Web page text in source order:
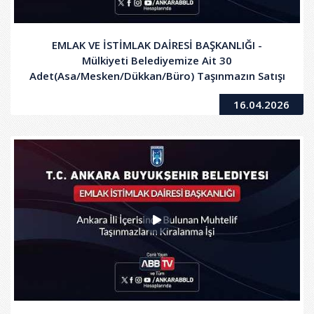
EMLAK VE İSTİMLAK DAİRESİ BAŞKANLIĞI -
Mülkiyeti Belediyemize Ait 30
Adet(Asa/Mesken/Dükkan/Büro) Taşınmazın Satışı
16.04.2026